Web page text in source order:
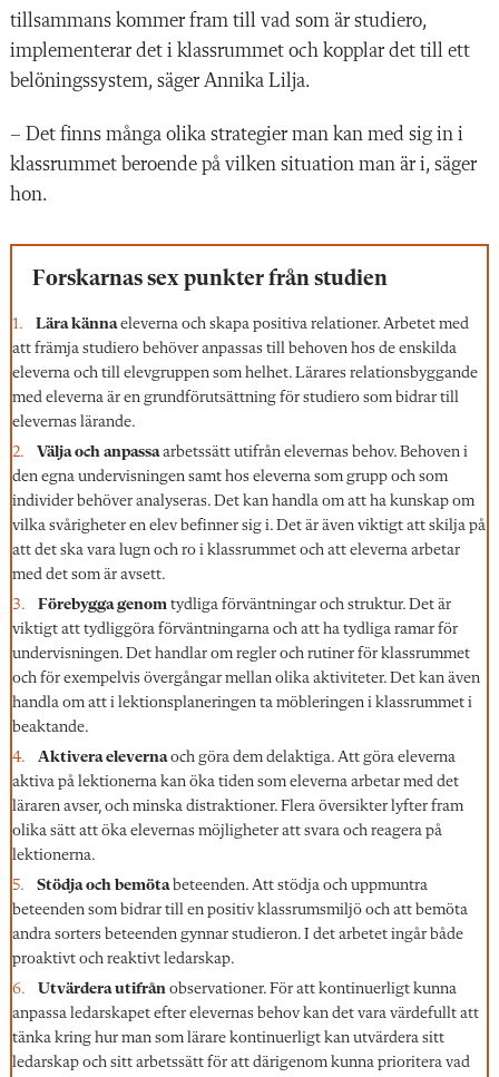
tillsammans kommer fram till vad som är studiero,
implementerar det i klassrummet och kopplar det till ett
belöningssystem, säger Annika Lilja.
– Det finns många olika strategier man kan med sig in i
klassrummet beroende på vilken situation man är i, säger
hon.
Forskarnas sex punkter från studien
Lära kännaeleverna och skapa positiva relationer. Arbetet med
att främja studiero behöver anpassas till behoven hos de enskilda
eleverna och till elevgruppen som helhet. Lärares relationsbyggande
med eleverna är en grundförutsättning för studiero som bidrar till
elevernas lärande.
Välja och anpassaarbetssätt utifrån elevernas behov. Behoven i
den egna undervisningen samt hos eleverna som grupp och som
individer behöver analyseras. Det kan handla om att ha kunskap om
vilka svårigheter en elev befinner sig i. Det är även viktigt att skilja på
att det ska vara lugn och ro i klassrummet och att eleverna arbetar
med det som är avsett.
Förebygga genom tydliga förväntningar och struktur. Det är
viktigt att tydliggöra förväntningarna och att ha tydliga ramar för
undervisningen. Det handlar om regler och rutiner för klassrummet
och för exempelvis övergångar mellan olika aktiviteter. Det kan även
handla om att i lektionsplaneringen ta möbleringen i klassrummet i
beaktande.
Aktivera elevernaoch göra dem delaktiga. Att göra eleverna
aktiva på lektionerna kan öka tiden som eleverna arbetar med det
läraren avser, och minska distraktioner. Flera översikter lyfter fram
olika sätt att öka elevernas möjligheter att svara och reagera på
lektionerna.
Stödja och bemötabeteenden. Att stödja och uppmuntra
beteenden som bidrar till en positiv klassrumsmiljö och att bemöta
andra sorters beteenden gynnar studieron. I det arbetet ingår både
proaktivt och reaktivt ledarskap.
Utvärdera utifrån observationer. För att kontinuerligt kunna
anpassa ledarskapet efter elevernas behov kan det vara värdefullt att
tänka kring hur man som lärare kontinuerligt kan utvärdera sitt
ledarskap och sitt arbetssätt för att därigenom kunna prioritera vad